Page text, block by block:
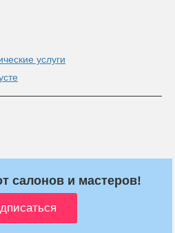
услуги
салонов и мастеров!